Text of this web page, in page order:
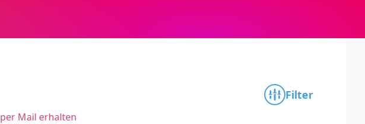
Filter
per Mail erhalten